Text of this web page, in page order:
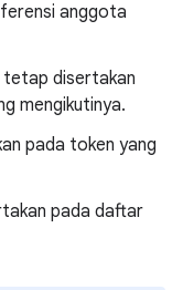
anggota
disertakan
mengikutinya.
pada token yang
pada daftar